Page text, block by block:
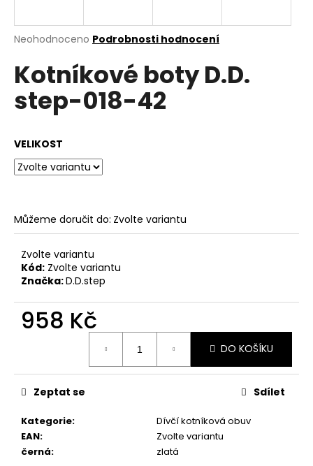
Průměrné
produktu
je
z
Neohodnoceno Podrobnosti hodnocení
Kotníkové boty D.D.
step-018-42
VELIKOST
Můžeme doručit do: Zvolte variantu
Zvolte variantu
Kód: Zvolte variantu
Značka:D.D.step
958 Kč
DO KOŠÍKU
Kategorie:
Dívčí kotníková obuv
EAN:
Zvolte variantu
černá: zlatá
Zeptat se Sdílet
j
t
?
D
o
p
o
u
u
m
e
PÁNSKÉ
POLOBOTKY
BUGATTI